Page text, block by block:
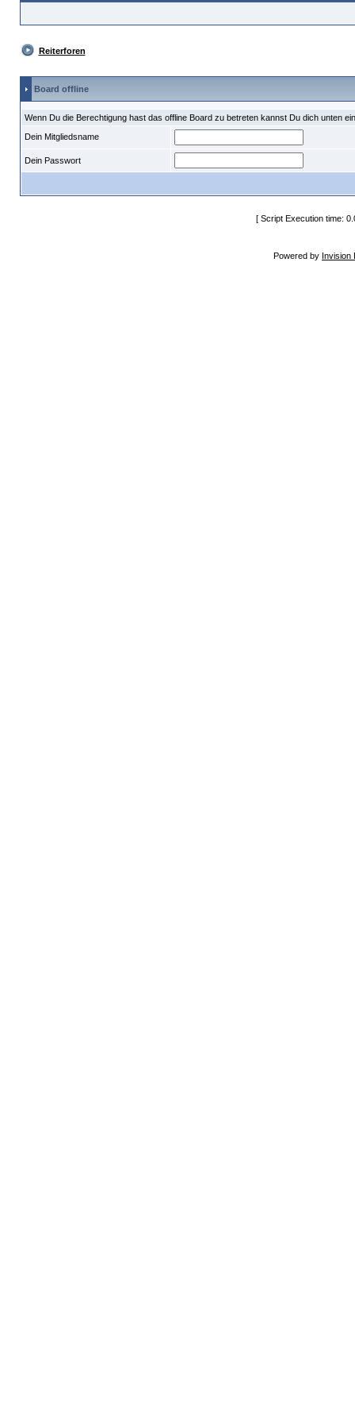
Reiterforen
Board offline
Wenn Du die Berechtigung hast das offline Board zu betreten kannst Du dich unten
Dein Mitgliedsname
Dein Passwort
[ Script Execution time:
Powered by Invision